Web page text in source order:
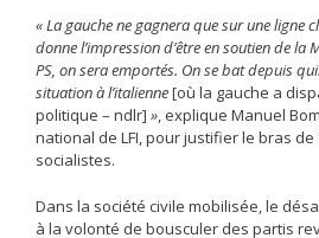
« La gauche ne gagnera que sur une ligne
donne l’impression d’être en soutien de la
PS, on sera emportés. On se bat depuis
situation à l’italienne[où la gauche a
politique – ndlr] », explique Manuel
national de LFI, pour justifier le bras
socialistes.
Dans la société civile mobilisée, le
à la volonté de bousculer des partis